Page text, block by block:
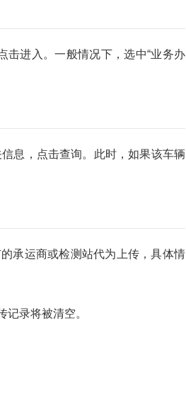
击进入。一般情况下，选中“业务办
息，点击查询。此时，如果该车辆
承运商或检测站代为上传，具体情
录将被清空。